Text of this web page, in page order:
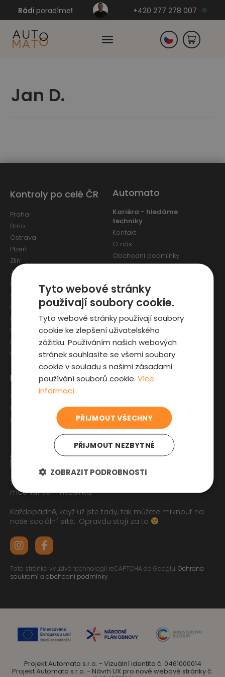
Rádi poradíme! +420 277 278 007
Jan D.
Tak jste se pročetli až sem dolu jo? To zasluhuje respekt,
moc lidí sem nezavítá.
Každopádně, když už jste tady, tak můžete mrknout na
naše sociální sítě. Opravdu stojí za to
Tato stránka využívá technologii reCAPTCHA od Googlu.Ochrana
soukromía obchodní podmínky.
Pro zákazníky
Výběr auta
Fyzická kontrola auta
Prověrka historie
Zajímavosti
Kupní smlouva na auto
Jak registrovat auto
Sleva pro IZS
Automato
Kariéra - hledáme
techniky
Kontakt
O nás
Obchodní podmínky
Kontroly po celé ČR
Praha
Brno
Ostrava
Plzeň
Zlín
Jihlava
Liberec
Olomouc
Pardubice
Karlovy Vary
Ústí nad Labem
Hradec Králové
České Budějovice
Projekt Automato s.r.o. - Vizuální identita č. 0461000014
Projekt Automato s.r.o. - Návrh UX pro nové webové stránky č.
Tyto webové stránky
používají soubory cookie.
Tyto webové stránky používají soubory
cookie ke zlepšení uživatelského
zážitku. Používáním našich webových
stránek souhlasíte se všemi soubory
cookie v souladu s našimi zásadami
používání souborů cookie.Více
informací
PŘIJMOUT VŠECHNY
PŘIJMOUT NEZBYTNÉ
ZOBRAZIT PODROBNOSTI